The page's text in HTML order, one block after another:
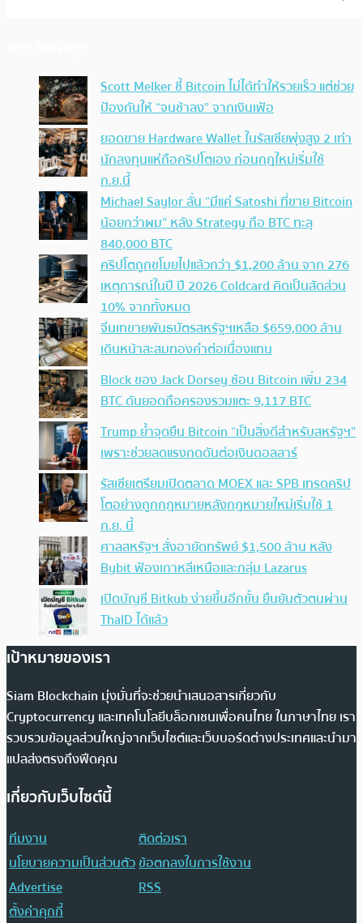
Scott Melker ชี้ Bitcoin ไม่ได้ทำให้รวยเร็ว แต่ช่วย
ป้องกันให้ “จนช้าลง” จากเงินเฟ้อ
ยอดขาย Hardware Wallet ในรัสเซียพุ่งสูง 2 เท่า
นักลงทุนแห่ถือคริปโตเอง ก่อนกฎใหม่เริ่มใช้
ก.ย.นี้
Michael Saylor ลั่น “มีแค่ Satoshi ที่ขาย Bitcoin
น้อยกว่าผม” หลัง Strategy ถือ BTC ทะลุ
840,000 BTC
คริปโตถูกขโมยไปแล้วกว่า $1,200 ล้าน จาก 276
เหตุการณ์ในปี ปี 2026 Coldcard คิดเป็นสัดส่วน
10% จากทั้งหมด
จีนเทขายพันธบัตรสหรัฐฯเหลือ $659,000 ล้าน
เดินหน้าสะสมทองคำต่อเนื่องแทน
Block ของ Jack Dorsey ช้อน Bitcoin เพิ่ม 234
BTC ดันยอดถือครองรวมแตะ 9,117 BTC
Trump ย้ำจุดยืน Bitcoin “เป็นสิ่งดีสำหรับสหรัฐฯ”
เพราะช่วยลดแรงกดดันต่อเงินดอลลาร์
รัสเซียเตรียมเปิดตลาด MOEX และ SPB เทรดคริป
โตอย่างถูกกฎหมายหลังกฎหมายใหม่เริ่มใช้ 1
ก.ย. นี้
ศาลสหรัฐฯ สั่งอายัดทรัพย์ $1,500 ล้าน หลัง
Bybit ฟ้องเกาหลีเหนือและกลุ่ม Lazarus
เปิดบัญชี Bitkub ง่ายขึ้นอีกขั้น ยืนยันตัวตนผ่าน
ThaID ได้แล้ว
เป้าหมายของเรา
Siam Blockchain มุ่งมั่นที่จะช่วยนำเสนอสารเกี่ยวกับ
Cryptocurrency และเทคโนโลยีบล็อกเชนเพื่อคนไทย ในภาษาไทย เรา
รวบรวมข้อมูลส่วนใหญ่จากเว็บไซต์และเว็บบอร์ดต่างประเทศและนำมา
แปลส่งตรงถึงฟีดคุณ
เกี่ยวกับเว็บไซต์นี้
ทีมงาน
ติดต่อเรา
นโยบายความเป็นส่วนตัวข้อตกลงในการใช้งาน
Advertise
RSS
ตั้งค่าคุกกี้